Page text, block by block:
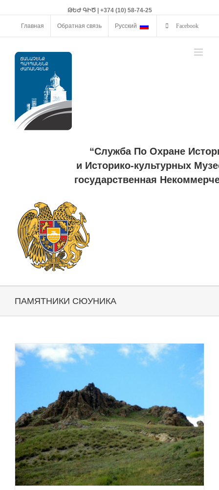
ԹԵԺ ԳԻԾ | +374 (10) 58-74-25
Главная Обратная связь Русский Facebook
“Служба По Охране
и Историко-культурных
государственная
ПАМЯТНИКИ СЮУНИКА